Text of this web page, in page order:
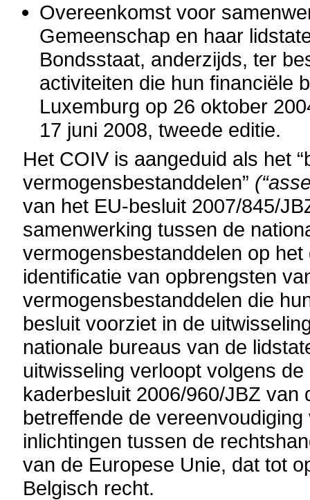
Overeenkomst voor
Gemeenschap en haar
Bondsstaat, anderzijds, ter
activiteiten die hun financiële
Luxemburg op 26 oktober
17 juni 2008, tweede editie.
Het COIV is aangeduid als het
vermogensbestanddelen”
van het EU-besluit 2007/845/
samenwerking tussen de
vermogensbestanddelen op
identificatie van opbrengsten
vermogensbestanddelen die
besluit voorziet in de
nationale bureaus van de
uitwisseling verloopt volgens
kaderbesluit 2006/960/JBZ
betreffende de
inlichtingen tussen de
van de Europese Unie, dat tot
Belgisch recht.